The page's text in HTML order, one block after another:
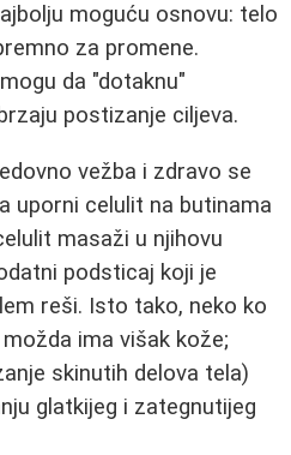
moguću osnovu: telo
za promene.
da "dotaknu"
postizanje ciljeva.
vežba i zdravo se
uporni celulit na butinama
masaži u njihovu
podsticaj koji je
reši. Isto tako, neko ko
ima višak kože;
skinutih delova tela)
glatkijeg i zategnutijeg